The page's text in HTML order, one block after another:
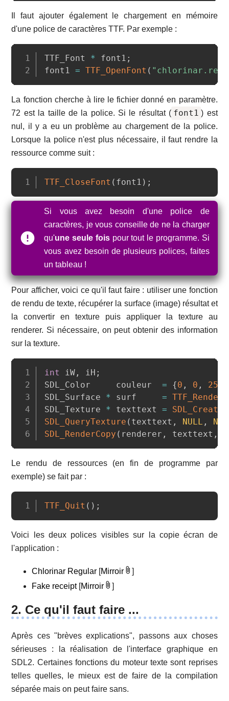
Il faut ajouter également le chargement en mémoire
d'une police de caractères TTF. Par exemple :
TTF_Font * font1 ;
font1 = TTF_OpenFont (
La fonction cherche à lire le fichier donné en paramètre.
72 est la taille de la police. Si le résultat ( font1 ) est
nul, il y a eu un problème au chargement de la police.
Lorsque la police n'est plus nécessaire, il faut rendre la
ressource comme suit :
TTF_CloseFont ( font1 ) ;
Si vous avez besoin d'une police de
caractères, je vous conseille de ne la charger
qu'une seule foispour tout le programme. Si
vous avez besoin de plusieurs polices, faites
un tableau !
Pour afficher, voici ce qu'il faut faire : utiliser une fonction
de rendu de texte, récupérer la surface (image) résultat et
la convertir en texture puis appliquer la texture au
renderer. Si nécessaire, on peut obtenir des information
sur la texture.
int iW , iH ;
SDL_Color     couleur = {0 , 0 , 255
SDL_Surface * surf =
SDL_Texture * texttext =
SDL_QueryTexture ( texttext , NULL ,
SDL_RenderCopy ( renderer , texttext ,
Le rendu de ressources (en fin de programme par
exemple) se fait par :
TTF_Quit ( ) ;
Voici les deux polices visibles sur la copie écran de
l'application :
Chlorinar Regular Mirroir
Fake receipt[ Mirroir
2. Ce qu'il faut faire ...
Après ces "brèves explications", passons aux choses
sérieuses : la réalisation de l'interface graphique en
SDL2. Certaines fonctions du moteur texte sont reprises
telles quelles, le mieux est de faire de la compilation
séparée mais on peut faire sans.